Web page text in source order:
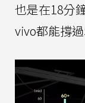
也是在18分
vivo都能撐